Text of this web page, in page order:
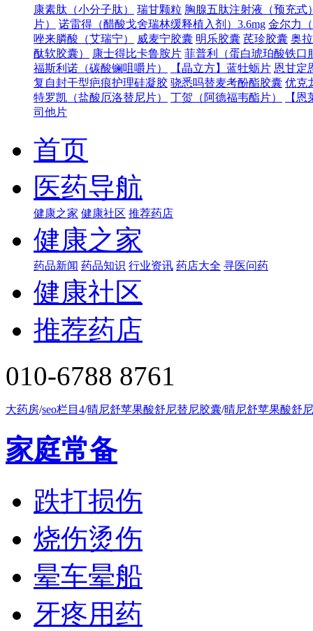
康素肽（小分子肽） 瑞甘颗粒 胸腺五肽注射液（预充式
片）
诺雷得（醋酸戈舍瑞林缓释植入剂）3.6mg 金尔力
唑来膦酸（艾瑞宁）
威麦宁胶囊 明乐胶囊 芪珍胶囊 奥
酞软胶囊）
康士得比卡鲁胺片 菲普利（蛋白琥珀酸铁口
福斯利诺（碳酸镧咀嚼片）
【晶立方】蓝牡蛎片 恩甘定
复自封干型疤痕护理硅凝胶 骁悉吗替麦考酚酯胶囊 优克
特罗凯（盐酸厄洛替尼片）
丁贺（阿德福韦酯片）
【
司他片
首页
医药导航
健康之家 健康社区 推荐药店
健康之家
药品新闻 药品知识 行业资讯 药店大全 寻医问药
健康社区
推荐药店
010-6788 8761
大药房/seo栏目4/晴尼舒苹果酸舒尼替尼胶囊/晴尼舒苹果酸舒
家庭常备
跌打损伤
烧伤烫伤
晕车晕船
牙疼用药